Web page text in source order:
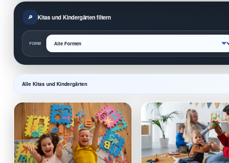
Kitas und Kindergärten filtern
FORM
Alle Kitas und Kindergärten